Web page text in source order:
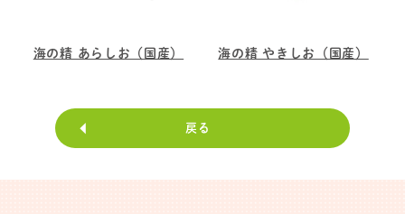
海の精 あらしお（国産） 海の精 やきしお（国産）
戻る